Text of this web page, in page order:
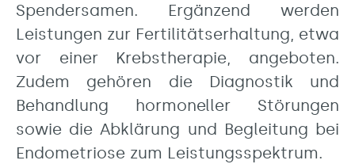
Spendersamen. Ergänzend werden
Leistungen zur Fertilitätserhaltung, etwa
vor einer Krebstherapie, angeboten.
Zudem gehören die Diagnostik und
Behandlung hormoneller Störungen
sowie die Abklärung und Begleitung bei
Endometriose zum Leistungsspektrum.